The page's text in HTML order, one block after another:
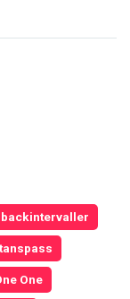
backintervaller
One